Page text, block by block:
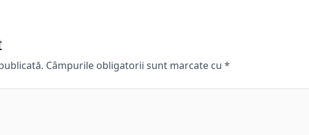
Câmpurile obligatorii sunt marcate cu *